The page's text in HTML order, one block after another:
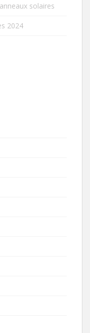
solaires
2024